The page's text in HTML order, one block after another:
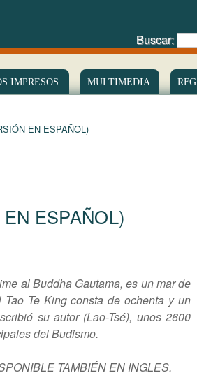
Buscar:
IMPRESOS MULTIMEDIA RFG
EN ESPAÑOL)
ESPAÑOL)
al Buddha Gautama, es un mar de
Tao Te King consta de ochenta y un
su autor (Lao-Tsé), unos 2600
del Budismo.
TAMBIÉN EN INGLES.